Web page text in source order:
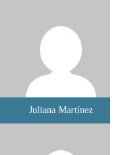
Juliana Martínez